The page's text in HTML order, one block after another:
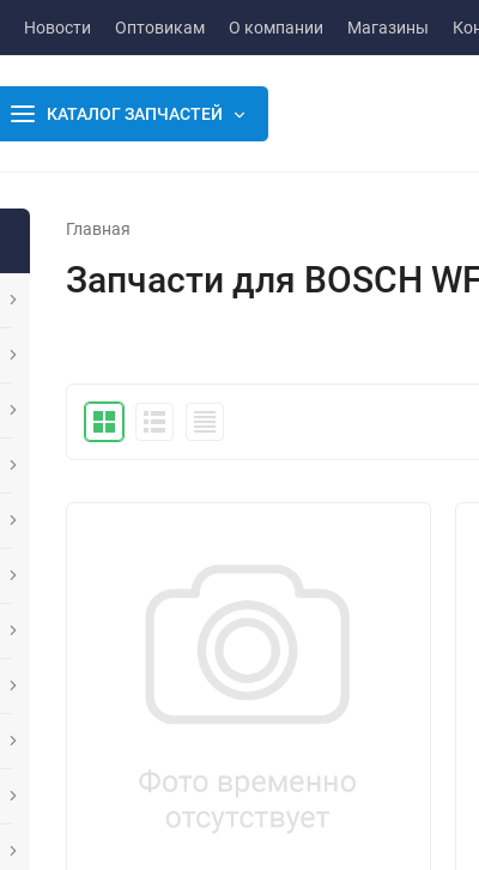
Новости Оптовикам О компании Магазины
КАТАЛОГ ЗАПЧАСТЕЙ
Главная
Запчасти для BOSCH